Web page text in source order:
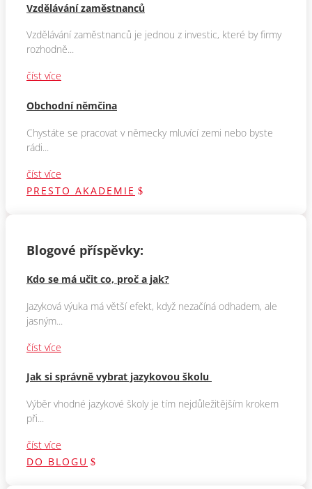
Vzdělávání zaměstnanců
Vzdělávání zaměstnanců je jednou z investic, které by firmy
rozhodně...
číst více
Obchodní němčina
Chystáte se pracovat v německy mluvící zemi nebo byste
rádi...
číst více
PRESTO AKADEMIE
Blogové příspěvky:
Kdo se má učit co, proč a jak?
Jazyková výuka má větší efekt, když nezačíná odhadem, ale
jasným...
číst více
Jak si správně vybrat jazykovou školu
Výběr vhodné jazykové školy je tím nejdůležitějším krokem
při...
číst více
DO BLOGU